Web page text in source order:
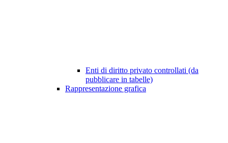
Enti di diritto privato controllati (da
pubblicare in tabelle)
Rappresentazione grafica